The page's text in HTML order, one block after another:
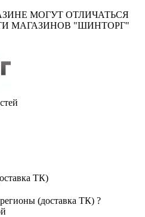
МОГУТ ОТЛИЧАТЬСЯ
МАГАЗИНОВ "ШИНТОРГ"
ТК)
(доставка ТК) ?